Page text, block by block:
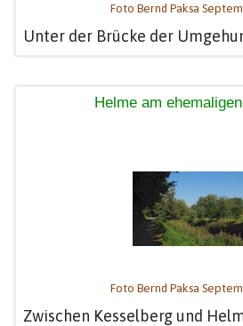
Foto Bernd Paksa
Unter der Brücke der
Helme am
Foto Bernd Paksa
Zwischen Kesselberg und